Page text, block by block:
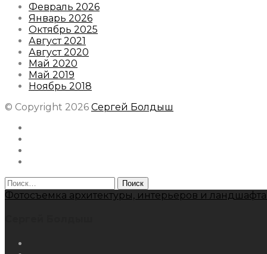
Февраль 2026
Январь 2026
Октябрь 2025
Август 2021
Август 2020
Май 2020
Май 2019
Ноябрь 2018
© Copyright 2026 Сергей Болдыш
Найти:
Фотосъемка архитектуры, интерьеров и